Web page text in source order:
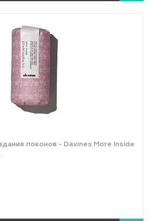
локонов - Davines More Inside